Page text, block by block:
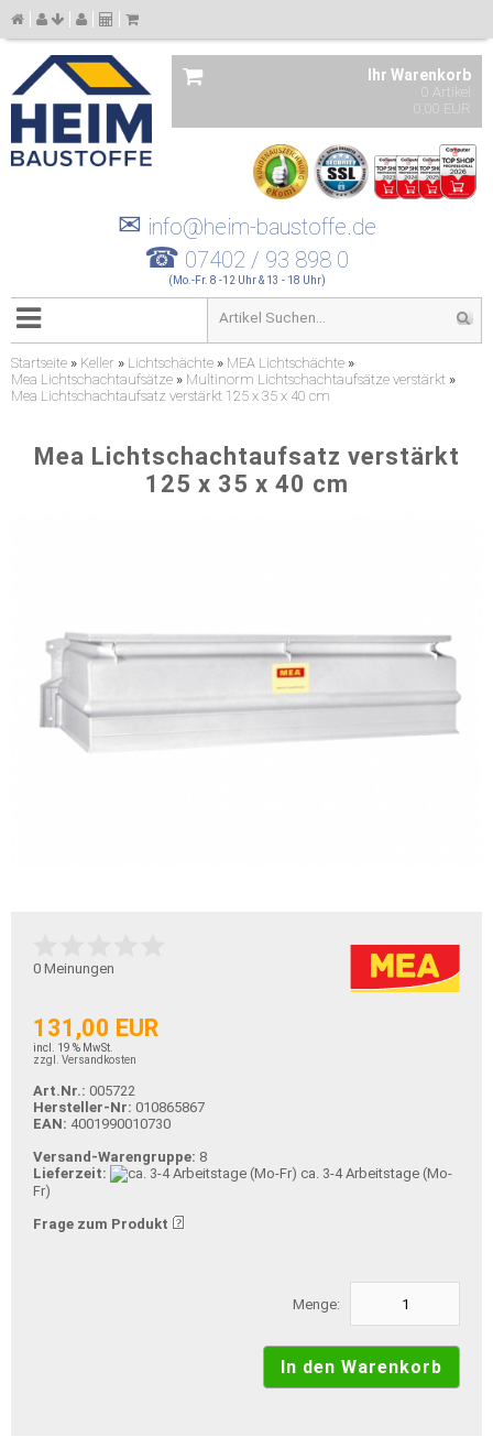
Ihr Warenkorb
0 Artikel
0,00 EUR
✉ info@heim-baustoffe.de
☎ 07402 / 93 898 0
(Mo.-Fr. 8 -12 Uhr & 13 - 18 Uhr)
Startseite » Keller » Lichtschächte » MEA Lichtschächte »
Mea Lichtschachtaufsätze » Multinorm Lichtschachtaufsätze verstärkt »
Mea Lichtschachtaufsatz verstärkt 125 x 35 x 40 cm
Mea Lichtschachtaufsatz verstärkt
125 x 35 x 40 cm
0 Meinungen
131,00 EUR
incl. 19 % MwSt.
zzgl. Versandkosten
Art.Nr.: 005722
Hersteller-Nr: 010865867
EAN: 4001990010730
Versand-Warengruppe: 8
Lieferzeit:
ca. 3-4 Arbeitstage (Mo-
Fr)
Frage zum Produkt
Menge: